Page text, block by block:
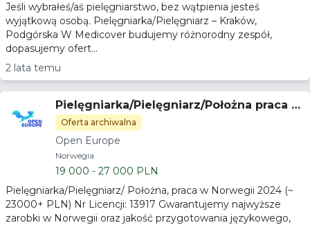
Jeśli wybrałeś/aś pielęgniarstwo, bez wątpienia jesteś
wyjątkową osobą. Pielęgniarka/Pielęgniarz – Kraków,
Podgórska W Medicover budujemy różnorodny zespół,
dopasujemy ofert...
2 lata temu
Pielęgniarka/Pielęgniarz/Położna praca w
Norwegii 23.000 PLN/m
Oferta archiwalna
Open Europe
Norwegia
19 000 - 27 000 PLN
Pielęgniarka/Pielęgniarz/ Położna, praca w Norwegii 2024 (~
23000+ PLN) Nr Licencji: 13917 Gwarantujemy najwyższe
zarobki w Norwegii oraz jakość przygotowania językowego,